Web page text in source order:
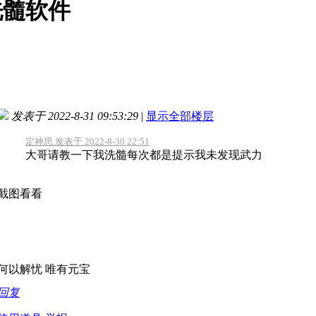
软件
发表于 2022-8-31 09:53:29 | 显示全部楼层
定神思 发表于 2022-8-30 22:51
大哥请教一下我洗髓每次都是提示我未发现武力
图看看
以解忧 唯有元宝
复